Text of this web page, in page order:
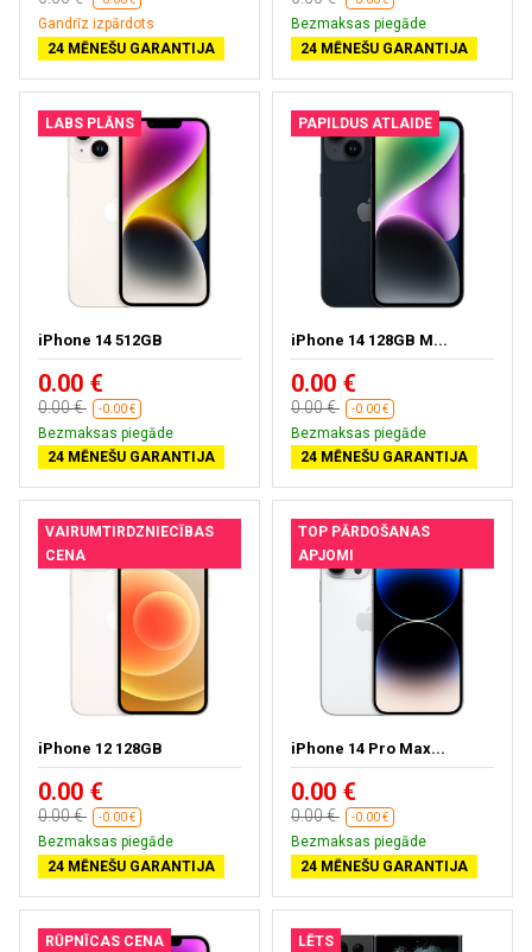
Gandrīz izpārdots
24 MĒNEŠU GARANTIJA
Bezmaksas piegāde
24 MĒNEŠU GARANTIJA
LABS PLĀNS
iPhone 14 512GB
0.00 €
0.00 € -0.00 €
Bezmaksas piegāde
24 MĒNEŠU GARANTIJA
PAPILDUS ATLAIDE
iPhone 14 128GB M...
0.00 €
0.00 € -0.00 €
Bezmaksas piegāde
24 MĒNEŠU GARANTIJA
VAIRUMTIRDZNIECĪBAS
CENA
iPhone 12 128GB
0.00 €
0.00 € -0.00 €
Bezmaksas piegāde
24 MĒNEŠU GARANTIJA
TOP PĀRDOŠANAS
APJOMI
iPhone 14 Pro Max...
0.00 €
0.00 € -0.00 €
Bezmaksas piegāde
24 MĒNEŠU GARANTIJA
RŪPNĪCAS CENA LĒTS